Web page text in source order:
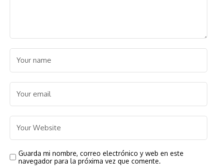
Guarda mi nombre, correo electrónico y web en este
navegador para la próxima vez que comente.